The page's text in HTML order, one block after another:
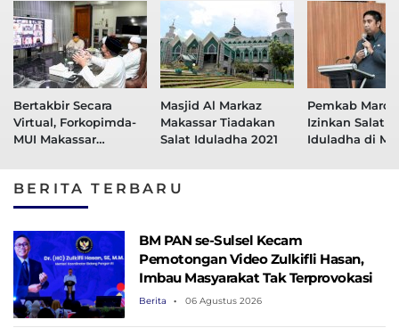
Bertakbir Secara
Virtual, Forkopimda-
MUI Makassar
Masjid Al Markaz
Makassar Tiadakan
Salat Iduladha 2021
Pemkab Maros
Izinkan Salat
Iduladha di
BERITA TERBARU
BM PAN se-Sulsel Kecam
Pemotongan Video Zulkifli Hasan,
Imbau Masyarakat Tak Terprovokasi
Berita 06 Agustus 2026